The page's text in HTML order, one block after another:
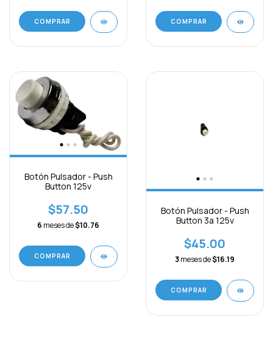
COMPRAR COMPRAR
Botón Pulsador - Push
Button 125v
$57.50
6 meses de$10.76
COMPRAR
Botón Pulsador - Push
Button 3a 125v
$45.00
3meses de$16.19
COMPRAR